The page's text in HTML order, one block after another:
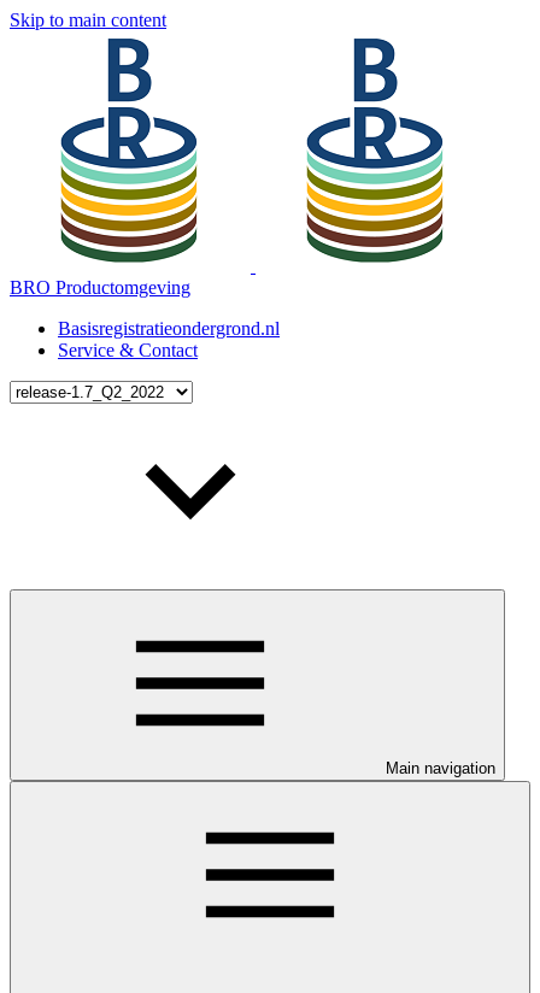
Skip to main content
BRO Productomgeving
Basisregistratieondergrond.nl
Service & Contact
Main navigation